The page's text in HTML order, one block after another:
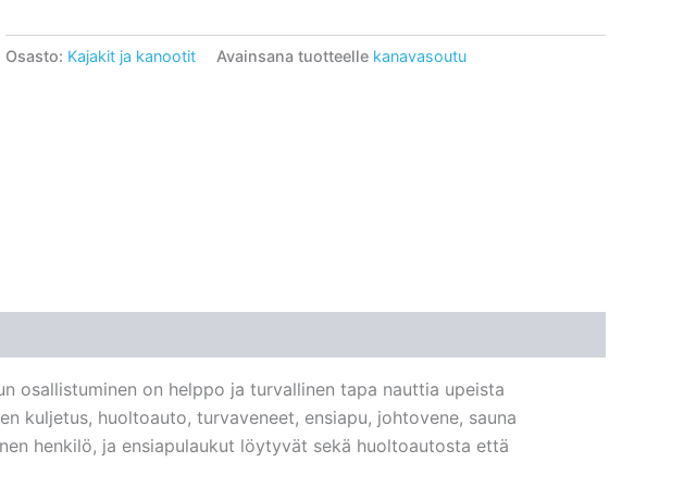
päivää
määrä
Osasto: Kajakit ja kanootit Avainsana tuotteelle kanavasoutu
osallistuminen on helppo ja turvallinen tapa nauttia upeista
kuljetus, huoltoauto, turvaveneet, ensiapu, johtovene, sauna
henkilö, ja ensiapulaukut löytyvät sekä huoltoautosta että